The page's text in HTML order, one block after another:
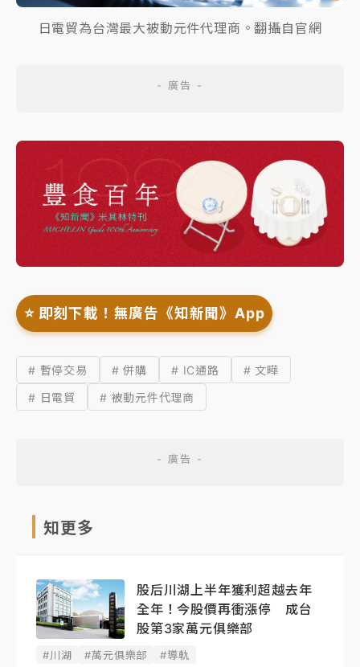
日電貿為台灣最大被動元件代理商。翻攝自官網
⭐️ 即刻下載！無廣告《知新聞》App
# 暫停交易 # 併購 # IC通路
# 文曄
# 日電貿
# 被動元件代理商
知更多
股后川湖上半年獲利超越去年
全年！今股價再衝漲停 成台
股第3家萬元俱樂部
#川湖 #萬元俱樂部 #導軌